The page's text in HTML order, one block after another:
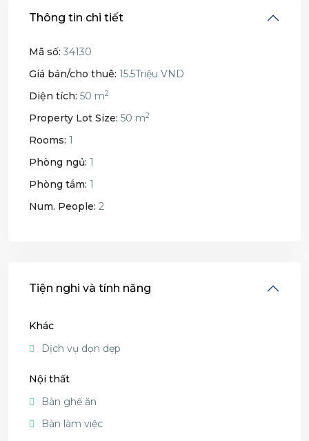
Thông tin chi tiết
Mã số: 34130
Giá bán/cho thuê: 15.5Triệu VND
Diện tích: 50 m2
Property Lot Size: 50 m2
Rooms: 1
Phòng ngủ: 1
Phòng tắm: 1
Num. People: 2
Tiện nghi và tính năng
Khác
Dịch vụ dọn dẹp
Nội thất
Bàn ghế ăn
Bàn làm việc